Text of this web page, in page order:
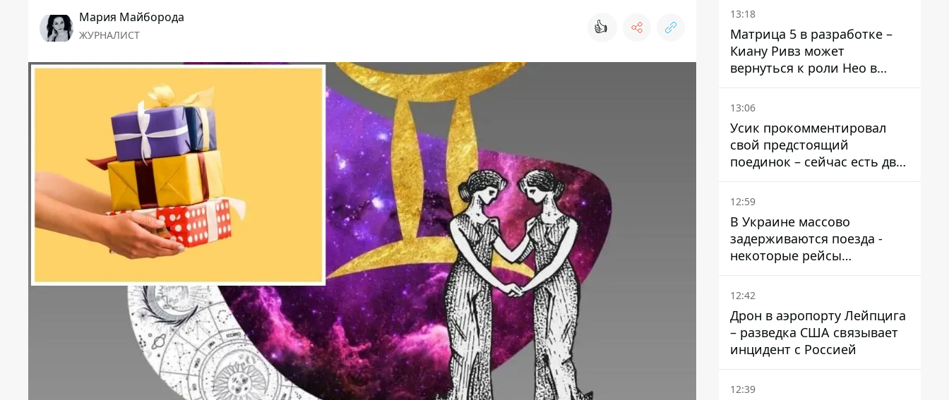
Мария Майборода
ЖУРНАЛИСТ 👍
13:18
Матрица 5 в разработке –
Киану Ривз может
вернуться к роли Нео в
пятой части
13:06
Усик прокомментировал
свой предстоящий
поединок – сейчас есть два
варианта
12:59
В Украине массово
задерживаются поезда -
некоторые рейсы
опаздывают более чем на
12 часов
12:42
Дрон в аэропорту Лейпцига
– разведка США связывает
инцидент с Россией
12:39